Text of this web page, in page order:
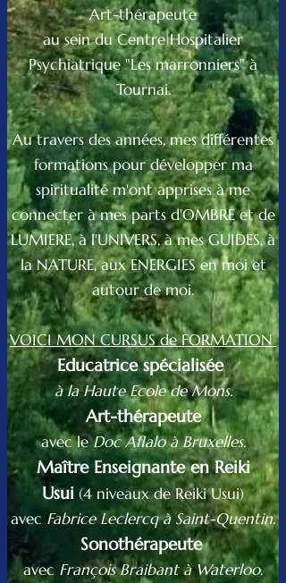
Art-thérapeute
au sein du Centre Hospitalier
Psychiatrique "Les marronniers" à
Tournai.
Au travers des années, mes différentes
formations pour développer ma
spiritualité m'ont apprises à me
connecter à mes parts d'OMBRE et de
LUMIERE, à l'UNIVERS, à mes GUIDES, à
la NATURE, aux ENERGIES en moi et
autour de moi.​​
VOICI MON CURSUS de FORMATION
Educatrice spécialisée
à la Haute Ecole de Mons.
Art-thérapeute
avec leDoc Aflaloà Bruxelles.
Maître Enseignante en Reiki
Usui (4 niveaux de Reiki Usui)
avec Fabrice Leclercq à Saint-Quentin.
Sonothérapeute
avec François Braibant à Waterloo.